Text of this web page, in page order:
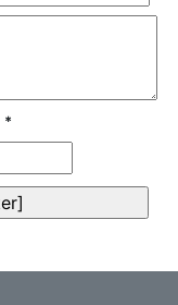
*